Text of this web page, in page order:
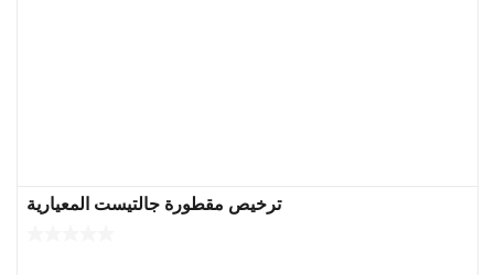
ترخيص مقطورة جالتيست المعيارية